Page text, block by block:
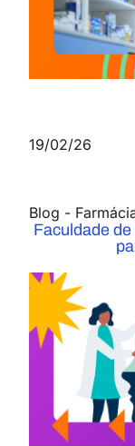
19/02/26
Blog -
Faculdade